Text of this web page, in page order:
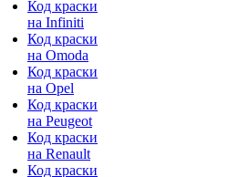
Код краски
на Infiniti
Код краски
на Omoda
Код краски
на Opel
Код краски
на Peugeot
Код краски
на Renault
Код краски